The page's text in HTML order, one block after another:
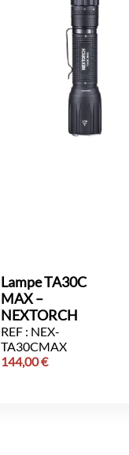
Lampe TA30C
MAX –
NEXTORCH
REF : NEX-
TA30CMAX
144,00€